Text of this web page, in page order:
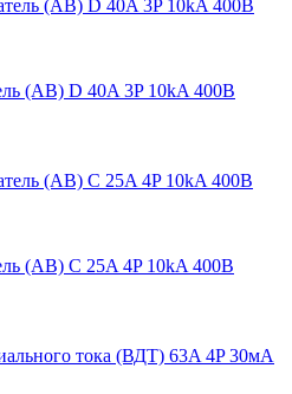
(АВ) D 40A 3P 10kA 400В
(АВ) C 25A 4P 10kA 400В